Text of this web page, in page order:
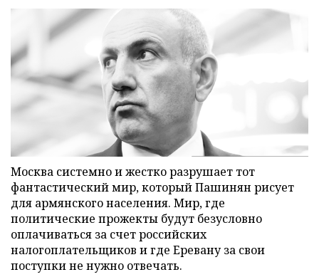
Москва системно и жестко разрушает тот
фантастический мир, который Пашинян рисует
для армянского населения. Мир, где
политические прожекты будут безусловно
оплачиваться за счет российских
налогоплательщиков и где Еревану за свои
поступки не нужно отвечать.